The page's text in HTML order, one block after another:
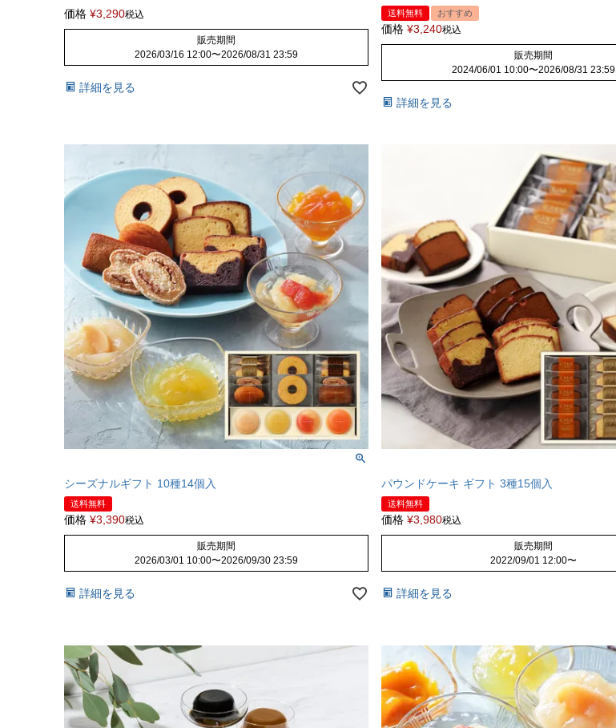
価格 ¥3,290税込
販売期間
2026/03/16 12:00〜2026/08/31 23:59
詳細を見る
送料無料 おすすめ
価格 ¥3,240税込
販売期間
2024/06/01 10:00〜2026/08/31 23:59
詳細を見る
シーズナルギフト 10種14個入
送料無料
価格 ¥3,390税込
販売期間
2026/03/01 10:00〜2026/09/30 23:59
詳細を見る
パウンドケーキ ギフト 3種15個入
送料無料
価格 ¥3,980税込
販売期間
2022/09/01 12:00〜
詳細を見る